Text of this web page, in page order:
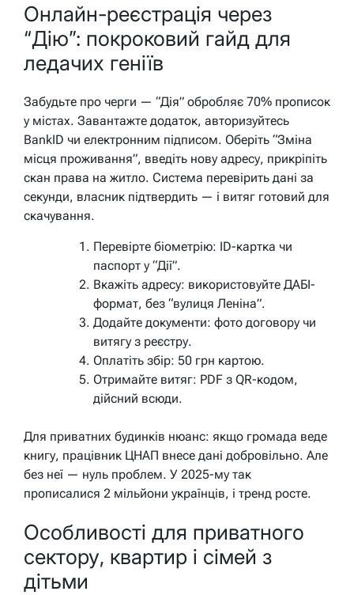
Онлайн-реєстрація через
“Дію”: покроковий гайд для
ледачих геніїв
Забудьте про черги — “Дія” обробляє 70% прописок
у містах. Завантажте додаток, авторизуйтесь
BankID чи електронним підписом. Оберіть “Зміна
місця проживання”, введіть нову адресу, прикріпіть
скан права на житло. Система перевірить дані за
секунди, власник підтвердить — і витяг готовий для
скачування.
Перевірте біометрію: ID-картка чи
паспорт у “Дії”.
Вкажіть адресу: використовуйте ДАБІ-
формат, без “вулиця Леніна”.
Додайте документи: фото договору чи
витягу з реєстру.
Оплатіть збір: 50 грн картою.
Отримайте витяг: PDF з QR-кодом,
дійсний всюди.
Для приватних будинків нюанс: якщо громада веде
книгу, працівник ЦНАП внесе дані добровільно. Але
без неї — нуль проблем. У 2025-му так
прописалися 2 мільйони українців, і тренд росте.
Особливості для приватного
сектору, квартир і сімей з
дітьми